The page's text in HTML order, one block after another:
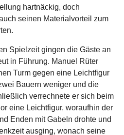
hartnäckig, doch
seinen Materialvorteil zum
Spielzeit gingen die Gäste an
in Führung. Manuel Rüter
Turm gegen eine Leichtfigur
Bauern weniger und die
verrechnete er sich beim
eine Leichtfigur, woraufhin der
Enden mit Gabeln drohte und
ausging, wonach seine